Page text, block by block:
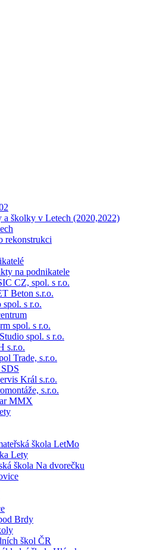
a školky v Letech (2020,2022)
rekonstrukci
na podnikatele
CZ, spol. s r.o.
Beton s.r.o.
spol. s r.o.
spol. s r.o.
spol. s r.o.
s.r.o.
Trade, s.r.o.
Král s.r.o.
s.r.o.
MMX
škola LetMo
Lety
škola Na dvorečku
Brdy
škol ČR